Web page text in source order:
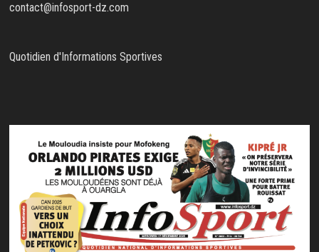
contact@infosport-dz.com
Quotidien d'Informations Sportives